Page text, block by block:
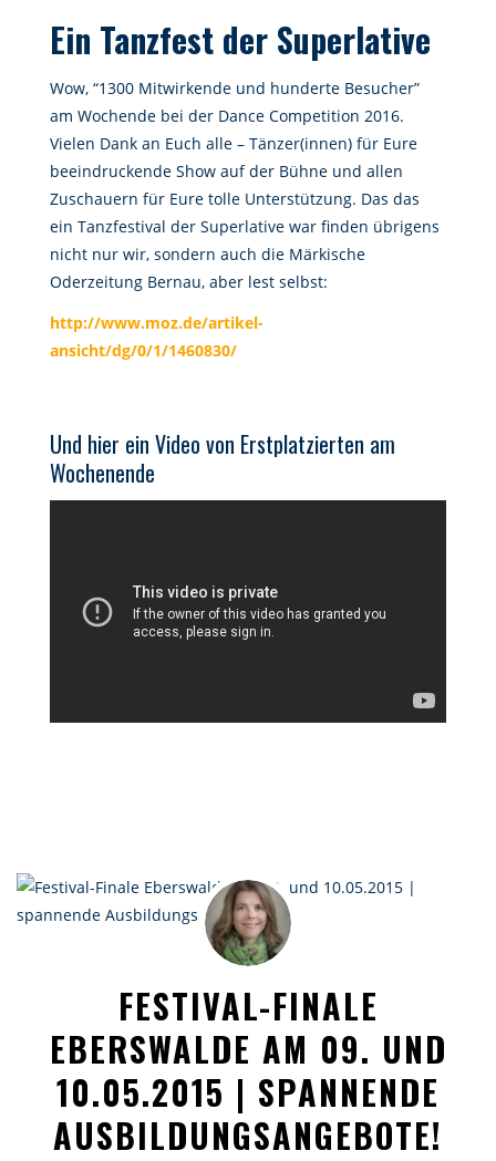
Ein Tanzfest der Superlative
Wow, “1300 Mitwirkende und hunderte Besucher”
am Wochende bei der Dance Competition 2016.
Vielen Dank an Euch alle – Tänzer(innen) für Eure
beeindruckende Show auf der Bühne und allen
Zuschauern für Eure tolle Unterstützung. Das das
ein Tanzfestival der Superlative war finden übrigens
nicht nur wir, sondern auch die Märkische
Oderzeitung Bernau, aber lest selbst:
http://www.moz.de/artikel-
ansicht/dg/0/1/1460830/
Und hier ein Video von Erstplatzierten am
Wochenende
FESTIVAL-FINALE
EBERSWALDE AM 09. UND
10.05.2015 | SPANNENDE
AUSBILDUNGSANGEBOTE!